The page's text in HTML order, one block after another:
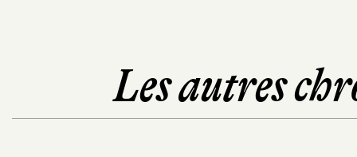
Les autres